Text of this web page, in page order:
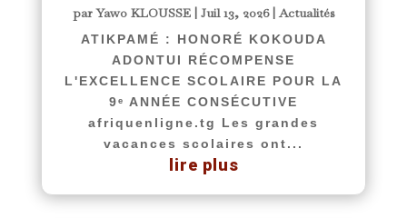
parYawo KLOUSSE| Juil 13, 2026|Actualités
ATIKPAMÉ : HONORÉ KOKOUDA
ADONTUI RÉCOMPENSE
L'EXCELLENCE SCOLAIRE POUR LA
9ᵉ ANNÉE CONSÉCUTIVE
afriquenligne.tg Les grandes
vacances scolaires ont...
lire plus